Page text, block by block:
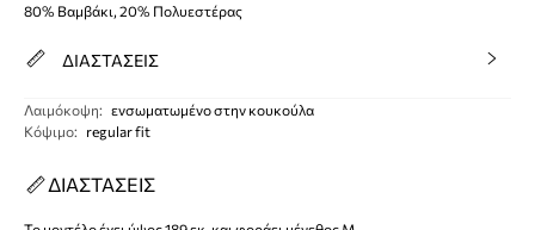
80% Βαμβάκι, 20% Πολυεστέρας
ΔΙΑΣΤΑΣΕΙΣ
Λαιμόκοψη: ενσωματωμένο στην κουκούλα
Κόψιμο: regular fit
ΔΙΑΣΤΑΣΕΙΣ